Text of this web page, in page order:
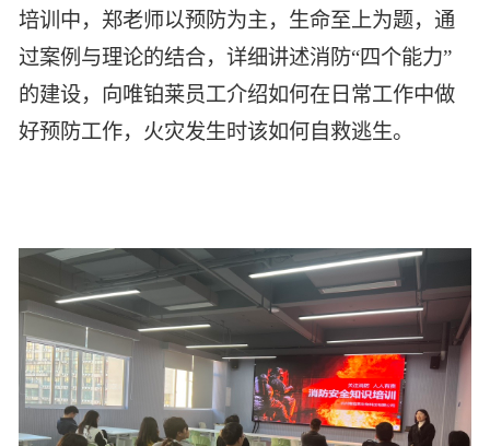
培训中，郑老师以预防为主，生命至上为题，通
过案例与理论的结合，详细讲述消防“四个能力”
的建设，向唯铂莱员工介绍如何在日常工作中做
好预防工作，火灾发生时该如何自救逃生。